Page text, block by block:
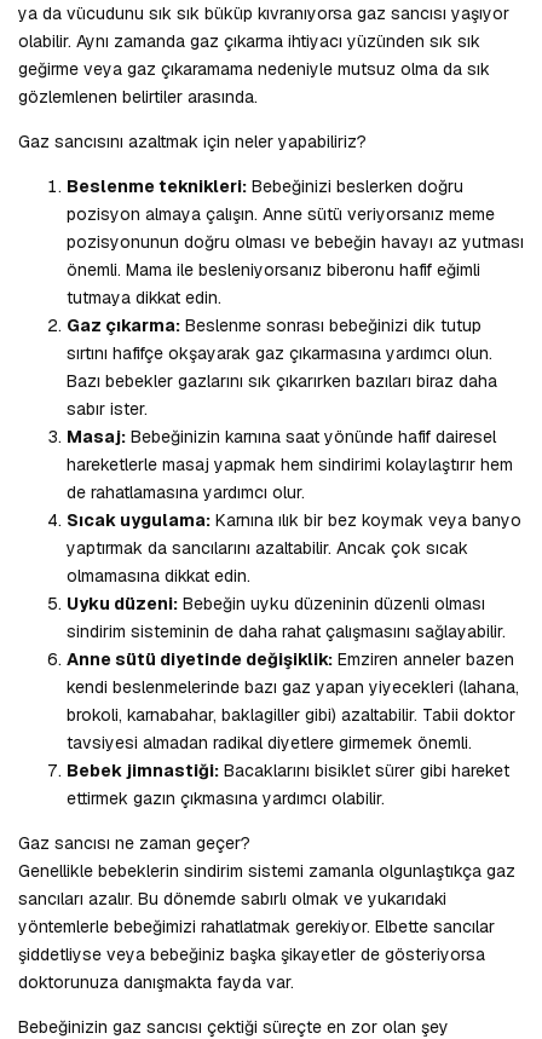
ya da vücudunu sık sık büküp kıvranıyorsa gaz sancısı yaşıyor
olabilir. Aynı zamanda gaz çıkarma ihtiyacı yüzünden sık sık
geğirme veya gaz çıkaramama nedeniyle mutsuz olma da sık
gözlemlenen belirtiler arasında.
Gaz sancısını azaltmak için neler yapabiliriz?
Beslenme teknikleri: Bebeğinizi beslerken doğru
pozisyon almaya çalışın. Anne sütü veriyorsanız meme
pozisyonunun doğru olması ve bebeğin havayı az yutması
önemli. Mama ile besleniyorsanız biberonu hafif eğimli
tutmaya dikkat edin.
Gaz çıkarma: Beslenme sonrası bebeğinizi dik tutup
sırtını hafifçe okşayarak gaz çıkarmasına yardımcı olun.
Bazı bebekler gazlarını sık çıkarırken bazıları biraz daha
sabır ister.
Masaj: Bebeğinizin karnına saat yönünde hafif dairesel
hareketlerle masaj yapmak hem sindirimi kolaylaştırır hem
de rahatlamasına yardımcı olur.
Sıcak uygulama: Karnına ılık bir bez koymak veya banyo
yaptırmak da sancılarını azaltabilir. Ancak çok sıcak
olmamasına dikkat edin.
Uyku düzeni: Bebeğin uyku düzeninin düzenli olması
sindirim sisteminin de daha rahat çalışmasını sağlayabilir.
Anne sütü diyetinde değişiklik: Emziren anneler bazen
kendi beslenmelerinde bazı gaz yapan yiyecekleri (lahana,
brokoli, karnabahar, baklagiller gibi) azaltabilir. Tabii doktor
tavsiyesi almadan radikal diyetlere girmemek önemli.
Bebek jimnastiği: Bacaklarını bisiklet sürer gibi hareket
ettirmek gazın çıkmasına yardımcı olabilir.
Gaz sancısı ne zaman geçer?
Genellikle bebeklerin sindirim sistemi zamanla olgunlaştıkça gaz
sancıları azalır. Bu dönemde sabırlı olmak ve yukarıdaki
yöntemlerle bebeğimizi rahatlatmak gerekiyor. Elbette sancılar
şiddetliyse veya bebeğiniz başka şikayetler de gösteriyorsa
doktorunuza danışmakta fayda var.
Bebeğinizin gaz sancısı çektiği süreçte en zor olan şey